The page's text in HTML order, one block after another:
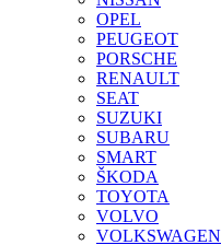
OPEL
PEUGEOT
PORSCHE
RENAULT
SEAT
SUZUKI
SUBARU
SMART
ŠKODA
TOYOTA
VOLVO
VOLKSWAGEN